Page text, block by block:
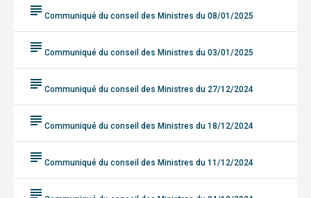
subject Communiqué du conseil des Ministres du 08/01/2025
subject Communiqué du conseil des Ministres du 03/01/2025
subject Communiqué du conseil des Ministres du 27/12/2024
subject Communiqué du conseil des Ministres du 18/12/2024
subject Communiqué du conseil des Ministres du 11/12/2024
subject